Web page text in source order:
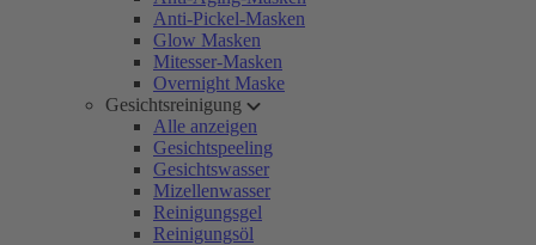
Anti-Pickel-Masken
Glow Masken
Mitesser-Masken
Overnight Maske
Gesichtsreinigung
Alle anzeigen
Gesichtspeeling
Gesichtswasser
Mizellenwasser
Reinigungsgel
Reinigungsöl